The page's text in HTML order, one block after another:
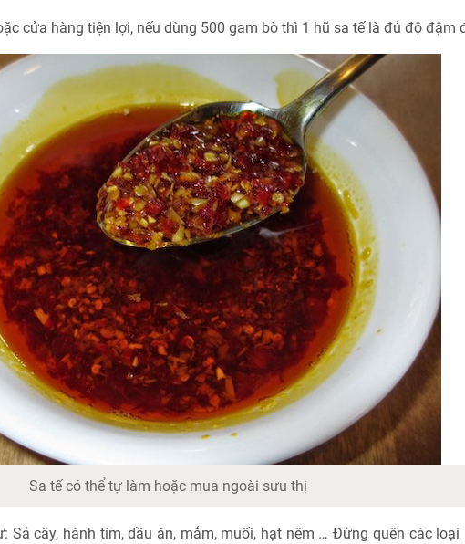
cửa hàng tiện lợi, nếu dùng 500 gam bò thì 1 hũ sa tế là đủ độ đậm
Sa tế có thể tự làm hoặc mua ngoài sưu thị
Sả cây, hành tím, dầu ăn, mắm, muối, hạt nêm … Đừng quên các